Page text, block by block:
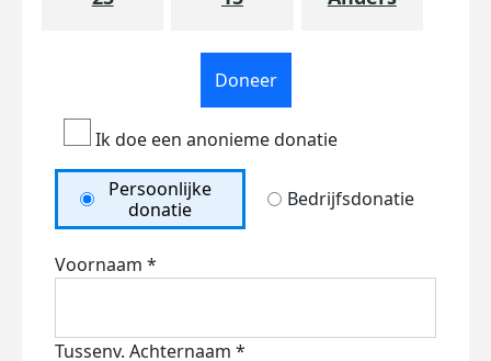
Doneer
Ik doe een anonieme donatie
Persoonlijke
donatie
Bedrijfsdonatie
Voornaam *
Tussenv. Achternaam *